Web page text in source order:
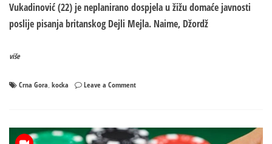
Vukadinović (22) je neplanirano dospjela u žižu domaće javnosti
poslije pisanja britanskog Dejli Mejla. Naime, Džordž
više
Crna Gora, kocka Leave a Commenton
20